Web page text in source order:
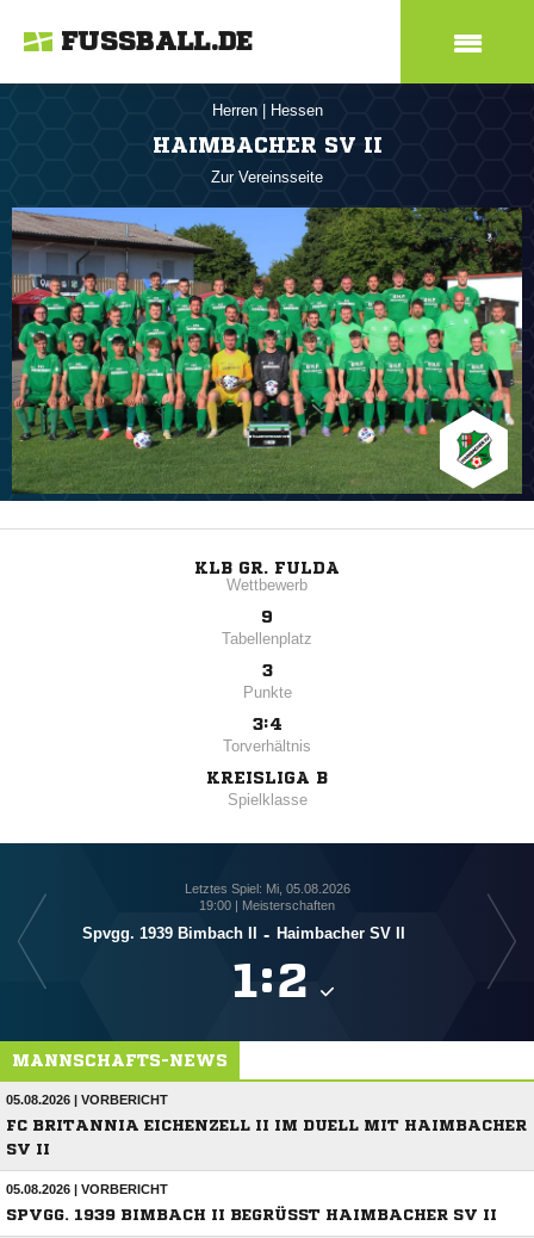
FUSSBALL.DE
Herren Hessen
HAIMBACHER SV II
Zur Vereinsseite
KLB GR. FULDA
Wettbewerb
9
Tabellenplatz
3
Punkte
3:4
Torverhältnis
KREISLIGA B
Spielklasse
Letztes Spiel: Mi, 05.08.2026
19:00 | Meisterschaften
Spvgg. 1939 Bimbach II - Haimbacher SV II
:
MANNSCHAFTS-NEWS
05.08.2026 | VORBERICHT
FC BRITANNIA EICHENZELL II IM DUELL MIT HAIMBACHER
SV II
05.08.2026 | VORBERICHT
SPVGG. 1939 BIMBACH II BEGRÜSST HAIMBACHER SV II